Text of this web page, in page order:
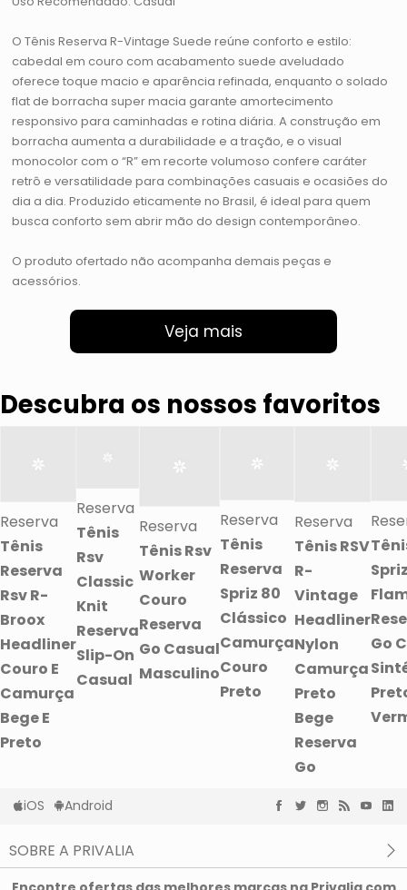
O Tênis Reserva R-Vintage Suede reúne conforto e estilo:
cabedal em couro com acabamento suede aveludado
oferece toque macio e aparência refinada, enquanto o solado
flat de borracha super macia garante amortecimento
responsivo para caminhadas e rotina diária. A construção em
borracha aumenta a durabilidade e a tração, e o visual
monocolor com o “R” em recorte volumoso confere caráter
retrô e versatilidade para combinações casuais e ocasiões do
dia a dia. Produzido eticamente no Brasil, é ideal para quem
busca conforto sem abrir mão do design contemporâneo.
O produto ofertado não acompanha demais peças e
acessórios.
Veja mais
Descubra os nossos favoritos
Reserva
Tênis
Reserva
Rsv R-
Broox
Headliner
Couro E
Camurça
Bege E
Preto
Reserva
Tênis
Rsv
Classic
Knit
Reserva
Slip-On
Casual
Reserva
Tênis Rsv
Worker
Couro
Reserva
Go Casual
Masculino
Reserva
Tênis
Reserva
Spriz 80
Clássico
Camurça
Couro
Preto
Reserva
Tênis RSV
R-
Vintage
Headliner
Nylon
Camurça
Preto
Bege
Reserva
Go
Go
iOS Android
SOBRE A PRIVALIA